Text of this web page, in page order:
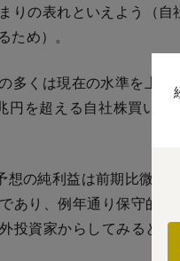
りの表れといえよう（
め）。
多くは現在の水準を上
円を超える自社株買い
の純利益は前期比微減
あり、例年通り保守的
投資家からしてみると